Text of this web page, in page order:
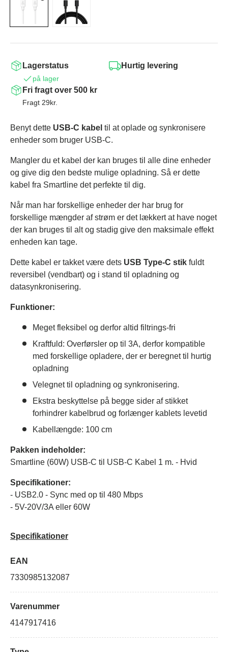
Lagerstatus
på lager
Hurtig levering
Fri fragt over 500 kr
Fragt 29kr.
Benyt dette USB-C kabel til at oplade og synkronisere
enheder som bruger USB-C.
Mangler du et kabel der kan bruges til alle dine enheder
og give dig den bedste mulige opladning. Så er dette
kabel fra Smartline det perfekte til dig.
Når man har forskellige enheder der har brug for
forskellige mængder af strøm er det lækkert at have noget
der kan bruges til alt og stadig give den maksimale effekt
enheden kan tage.
Dette kabel er takket være dets USB Type-C stik fuldt
reversibel (vendbart) og i stand til opladning og
datasynkronisering.
Funktioner:
Meget fleksibel og derfor altid filtrings-fri
Kraftfuld: Overførsler op til 3A, derfor kompatible
med forskellige opladere, der er beregnet til hurtig
opladning
Velegnet til opladning og synkronisering.
Ekstra beskyttelse på begge sider af stikket
forhindrer kabelbrud og forlænger kablets levetid
Kabellængde: 100 cm
Pakken indeholder:
Smartline (60W) USB-C til USB-C Kabel 1 m. - Hvid
Specifikationer:
- USB2.0 - Sync med op til 480 Mbps
- 5V-20V/3A eller 60W
Specifikationer
EAN
7330985132087
Varenummer
4147917416